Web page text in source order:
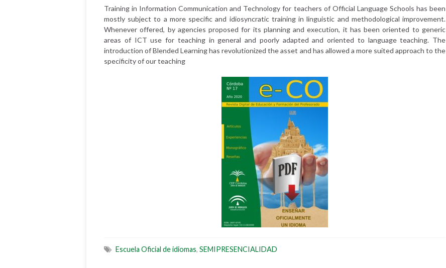
Training in Information Communication and Technology for teachers of Official Language Schools has been
mostly subject to a more specific and idiosyncratic training in linguistic and methodological improvement.
Whenever offered, by agencies proposed for its planning and execution, it has been oriented to generic
areas of ICT use for teaching in general and poorly adapted and oriented to language teaching. The
introduction of Blended Learning has revolutionized the asset and has allowed a more suited approach to the
specificity of our teaching
Escuela Oficial de idiomas, SEMIPRESENCIALIDAD